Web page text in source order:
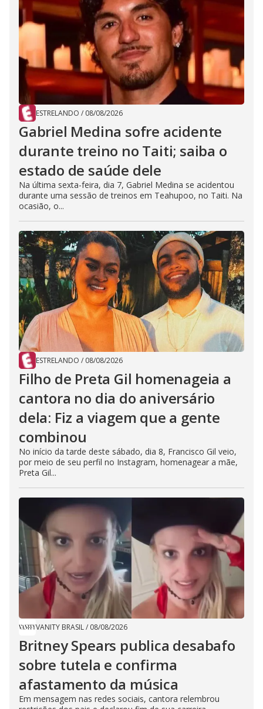
ESTRELANDO / 08/08/2026
Gabriel Medina sofre acidente
durante treino no Taiti; saiba o
estado de saúde dele
Na última sexta-feira, dia 7, Gabriel Medina se acidentou
durante uma sessão de treinos em Teahupoo, no Taiti. Na
ocasião, o...
ESTRELANDO / 08/08/2026
Filho de Preta Gil homenageia a
cantora no dia do aniversário
dela: Fiz a viagem que a gente
combinou
No início da tarde deste sábado, dia 8, Francisco Gil veio,
por meio de seu perfil no Instagram, homenagear a mãe,
Preta Gil...
VANITY BRASIL/ 08/08/2026
Britney Spears publica desabafo
sobre tutela e confirma
afastamento da música
Em mensagem nas redes sociais, cantora relembrou